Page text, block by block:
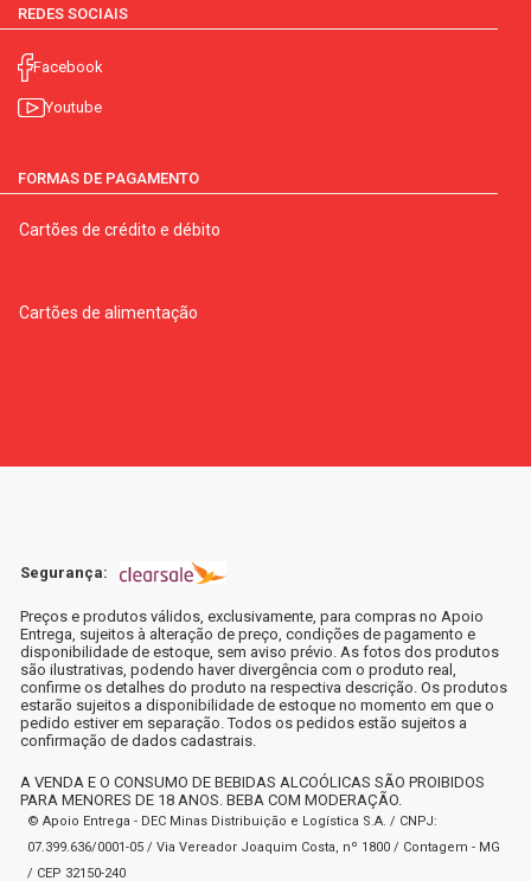
REDES SOCIAIS
Facebook
Youtube
FORMAS DE PAGAMENTO
Cartões de crédito e débito
Cartões de alimentação
Segurança:
Preços e produtos válidos, exclusivamente, para compras no Apoio
Entrega, sujeitos à alteração de preço, condições de pagamento e
disponibilidade de estoque, sem aviso prévio. As fotos dos produtos
são ilustrativas, podendo haver divergência com o produto real,
confirme os detalhes do produto na respectiva descrição. Os produtos
estarão sujeitos a disponibilidade de estoque no momento em que o
pedido estiver em separação. Todos os pedidos estão sujeitos a
confirmação de dados cadastrais.
A VENDA E O CONSUMO DE BEBIDAS ALCOÓLICAS SÃO PROIBIDOS
PARA MENORES DE 18 ANOS. BEBA COM MODERAÇÃO.
© Apoio Entrega - DEC Minas Distribuição e Logística S.A. / CNPJ:
07.399.636/0001-05 / Via Vereador Joaquim Costa, nº 1800 / Contagem - MG
/ CEP 32150-240